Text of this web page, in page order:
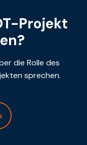
Projekt
die Rolle des
sprechen.